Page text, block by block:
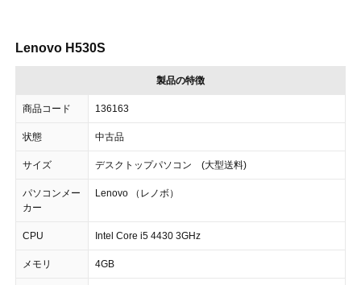
Lenovo H530S
製品の特徴
商品コード 136163
状態 中古品
サイズ デスクトップパソコン (大型送料)
パソコンメー
カー
Lenovo （レノボ）
CPU Intel Core i5 4430 3GHz
メモリ 4GB